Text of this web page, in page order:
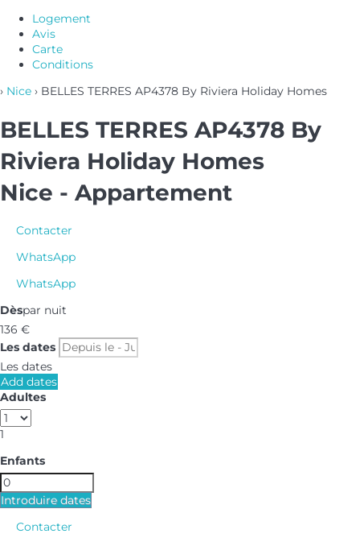
Logement
Avis
Carte
Conditions
› Nice › BELLES TERRES AP4378 By Riviera Holiday Homes
BELLES TERRES AP4378 By
Riviera Holiday Homes
Nice - Appartement
Contacter
WhatsApp
WhatsApp
Dèspar nuit
136 €
Les dates
Les dates
Add dates
Adultes
1
Enfants
Introduire dates
Contacter